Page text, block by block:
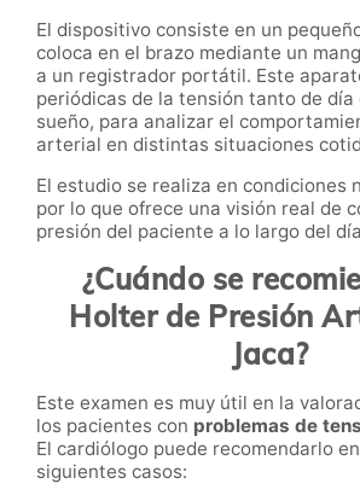
El dispositivo consiste en un
coloca en el brazo mediante un
a un registrador portátil. Este
periódicas de la tensión tanto de día
sueño, para analizar el
arterial en distintas situaciones
El estudio se realiza en condiciones
por lo que ofrece una visión real de
presión del paciente a lo largo del
¿Cuándo se
Holter de Presión
Jaca?
Este examen es muy útil en la
los pacientes con problemas de
El cardiólogo puede recomendarlo
siguientes casos: